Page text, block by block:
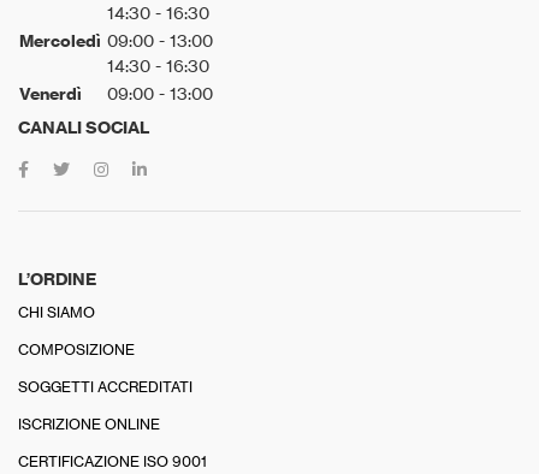
14:30 - 16:30
Mercoledì 09:00 - 13:00
14:30 - 16:30
Venerdì 09:00 - 13:00
CANALI SOCIAL
L’ORDINE
CHI SIAMO
COMPOSIZIONE
SOGGETTI ACCREDITATI
ISCRIZIONE ONLINE
CERTIFICAZIONE ISO 9001